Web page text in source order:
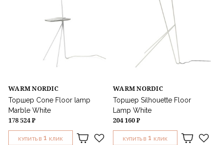
WARM NORDIC
Торшер Cone Floor lamp
Marble White
178 524 ₽
КУПИТЬ В 1 КЛИК
WARM NORDIC
Торшер Silhouette Floor
Lamp White
204 160 ₽
КУПИТЬ В 1 КЛИК